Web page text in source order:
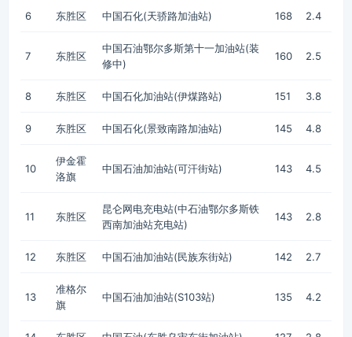
6 东胜区 中国石化(天骄路加油站) 168 2.4
7 东胜区
中国石油鄂尔多斯第十一加油站(装
修中)
160 2.5
8 东胜区 中国石化加油站(伊煤路站) 151 3.8
9 东胜区 中国石化(景致南路加油站) 145 4.8
10
伊金霍
洛旗
中国石油加油站(可汗街站) 143 4.5
11 东胜区
昆仑网电充电站(中石油鄂尔多斯铁
西南加油站充电站)
143 2.8
12 东胜区 中国石油加油站(民族东街站) 142 2.7
13
准格尔
旗
中国石油加油站(S103站) 135 4.2